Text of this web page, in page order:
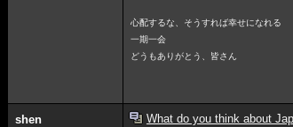
心配するな、そうすれば幸せになれる
一期一会
どうもありがとう、皆さん
shen What do you think about